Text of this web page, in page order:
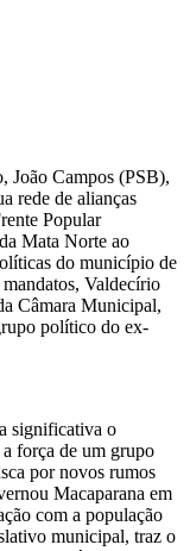
João Campos (PSB),
rede de alianças
Popular
Mata Norte ao
do município de
Valdecírio
Câmara Municipal,
político do ex-
significativa o
força de um grupo
por novos rumos
Macaparana em
com a população
municipal, traz o